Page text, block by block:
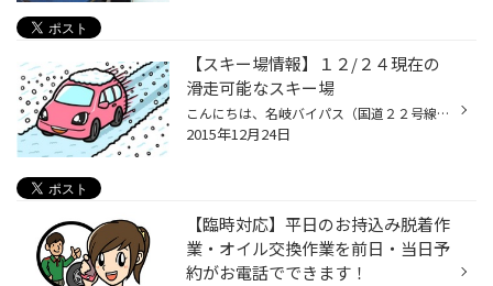
【スキー場情報】１２/２４現在の
滑走可能なスキー場
こんにちは、名岐バイパス（国道２２号線）テラスウォークさん近くのタイヤ館一宮バイパスです。 岐阜にて２７日の天気予報で雪マークが点灯しました。 ようやくスキー場の「大部分滑走可」になるのではないでしょうか。 日中の気温少し高いようですが、毎年１月は数回降雪もありそうです お客様の...
2015年12月24日
【臨時対応】平日のお持込み脱着作
業・オイル交換作業を前日・当日予
約がお電話でできます！